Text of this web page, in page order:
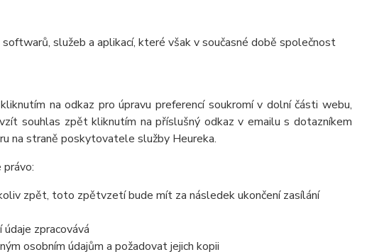
služeb a aplikací, které však v současné době společnost
na odkaz pro úpravu preferencí soukromí v dolní části webu,
souhlas zpět kliknutím na příslušný odkaz v emailu s dotazníkem
na straně poskytovatele služby Heureka.
zpět, toto zpětvzetí bude mít za následek ukončení zasílání
zpracovává
osobním údajům a požadovat jejich kopii